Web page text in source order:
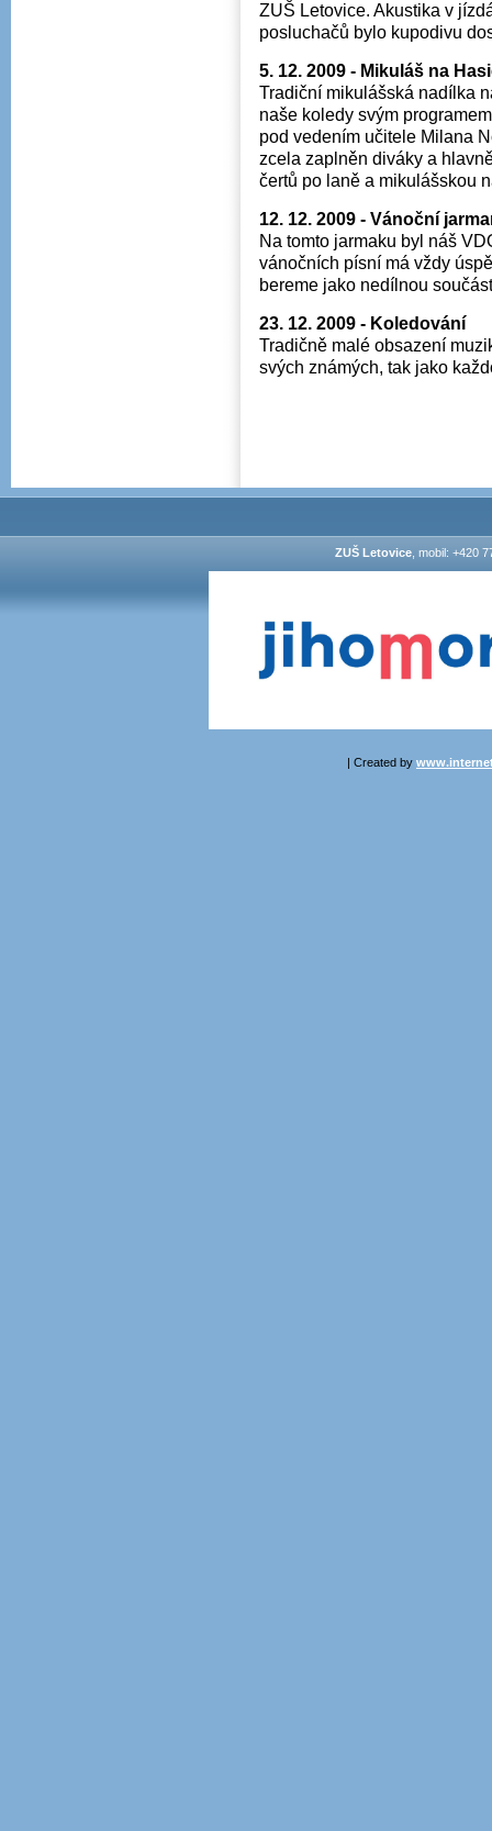
ZUŠ Letovice. Akustika v
posluchačů bylo kupodivu
5. 12. 2009 - Mikuláš na
Tradiční mikulášská nadílka
naše koledy svým
pod vedením učitele Milana
zcela zaplněn diváky a
čertů po laně a mikulášskou
12. 12. 2009 - Vánoční
Na tomto jarmaku byl náš
vánočních písní má vždy
bereme jako nedílnou
23. 12. 2009 - Koledování
Tradičně malé obsazení
svých známých, tak jako
ZUŠ Letovice, mobil: +420
| Created by